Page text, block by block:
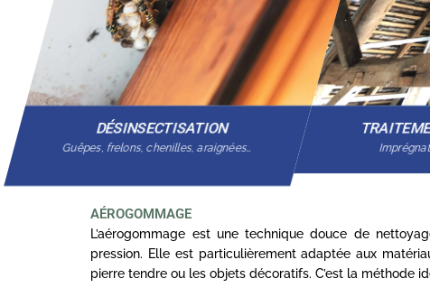
DÉSINSECTISATION
Guêpes, frelons, chenilles, araignées…
AÉROGOMMAGE
L’aérogommage est une technique douce de
pression. Elle est particulièrement adaptée aux
pierre tendre ou les objets décoratifs. C’est la méthode